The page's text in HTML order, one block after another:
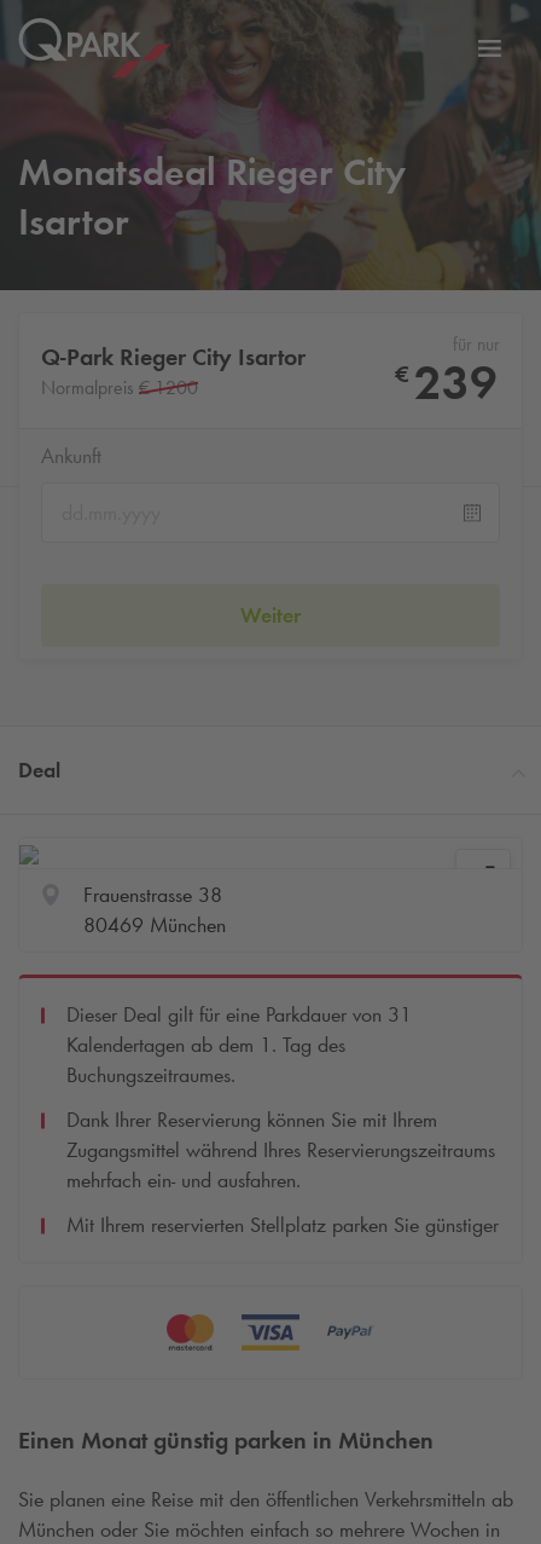
Zur
Monatsdeal Rieger City
Isartor
Q-Park Rieger City Isartor
Normalpreis € 1200
für nur
€ 239
Ankunft
Weiter
Deal
Einen Monat günstig parken in München
Sie planen eine Reise mit den öffentlichen Verkehrsmitteln ab
München oder Sie möchten einfach so mehrere Wochen in
Frauenstrasse 38
80469 München
Dieser Deal gilt für eine Parkdauer von 31
Kalendertagen ab dem 1. Tag des
Buchungszeitraumes.
Dank Ihrer Reservierung können Sie mit Ihrem
Zugangsmittel während Ihres Reservierungszeitraums
mehrfach ein- und ausfahren.
Mit Ihrem reservierten Stellplatz parken Sie günstiger